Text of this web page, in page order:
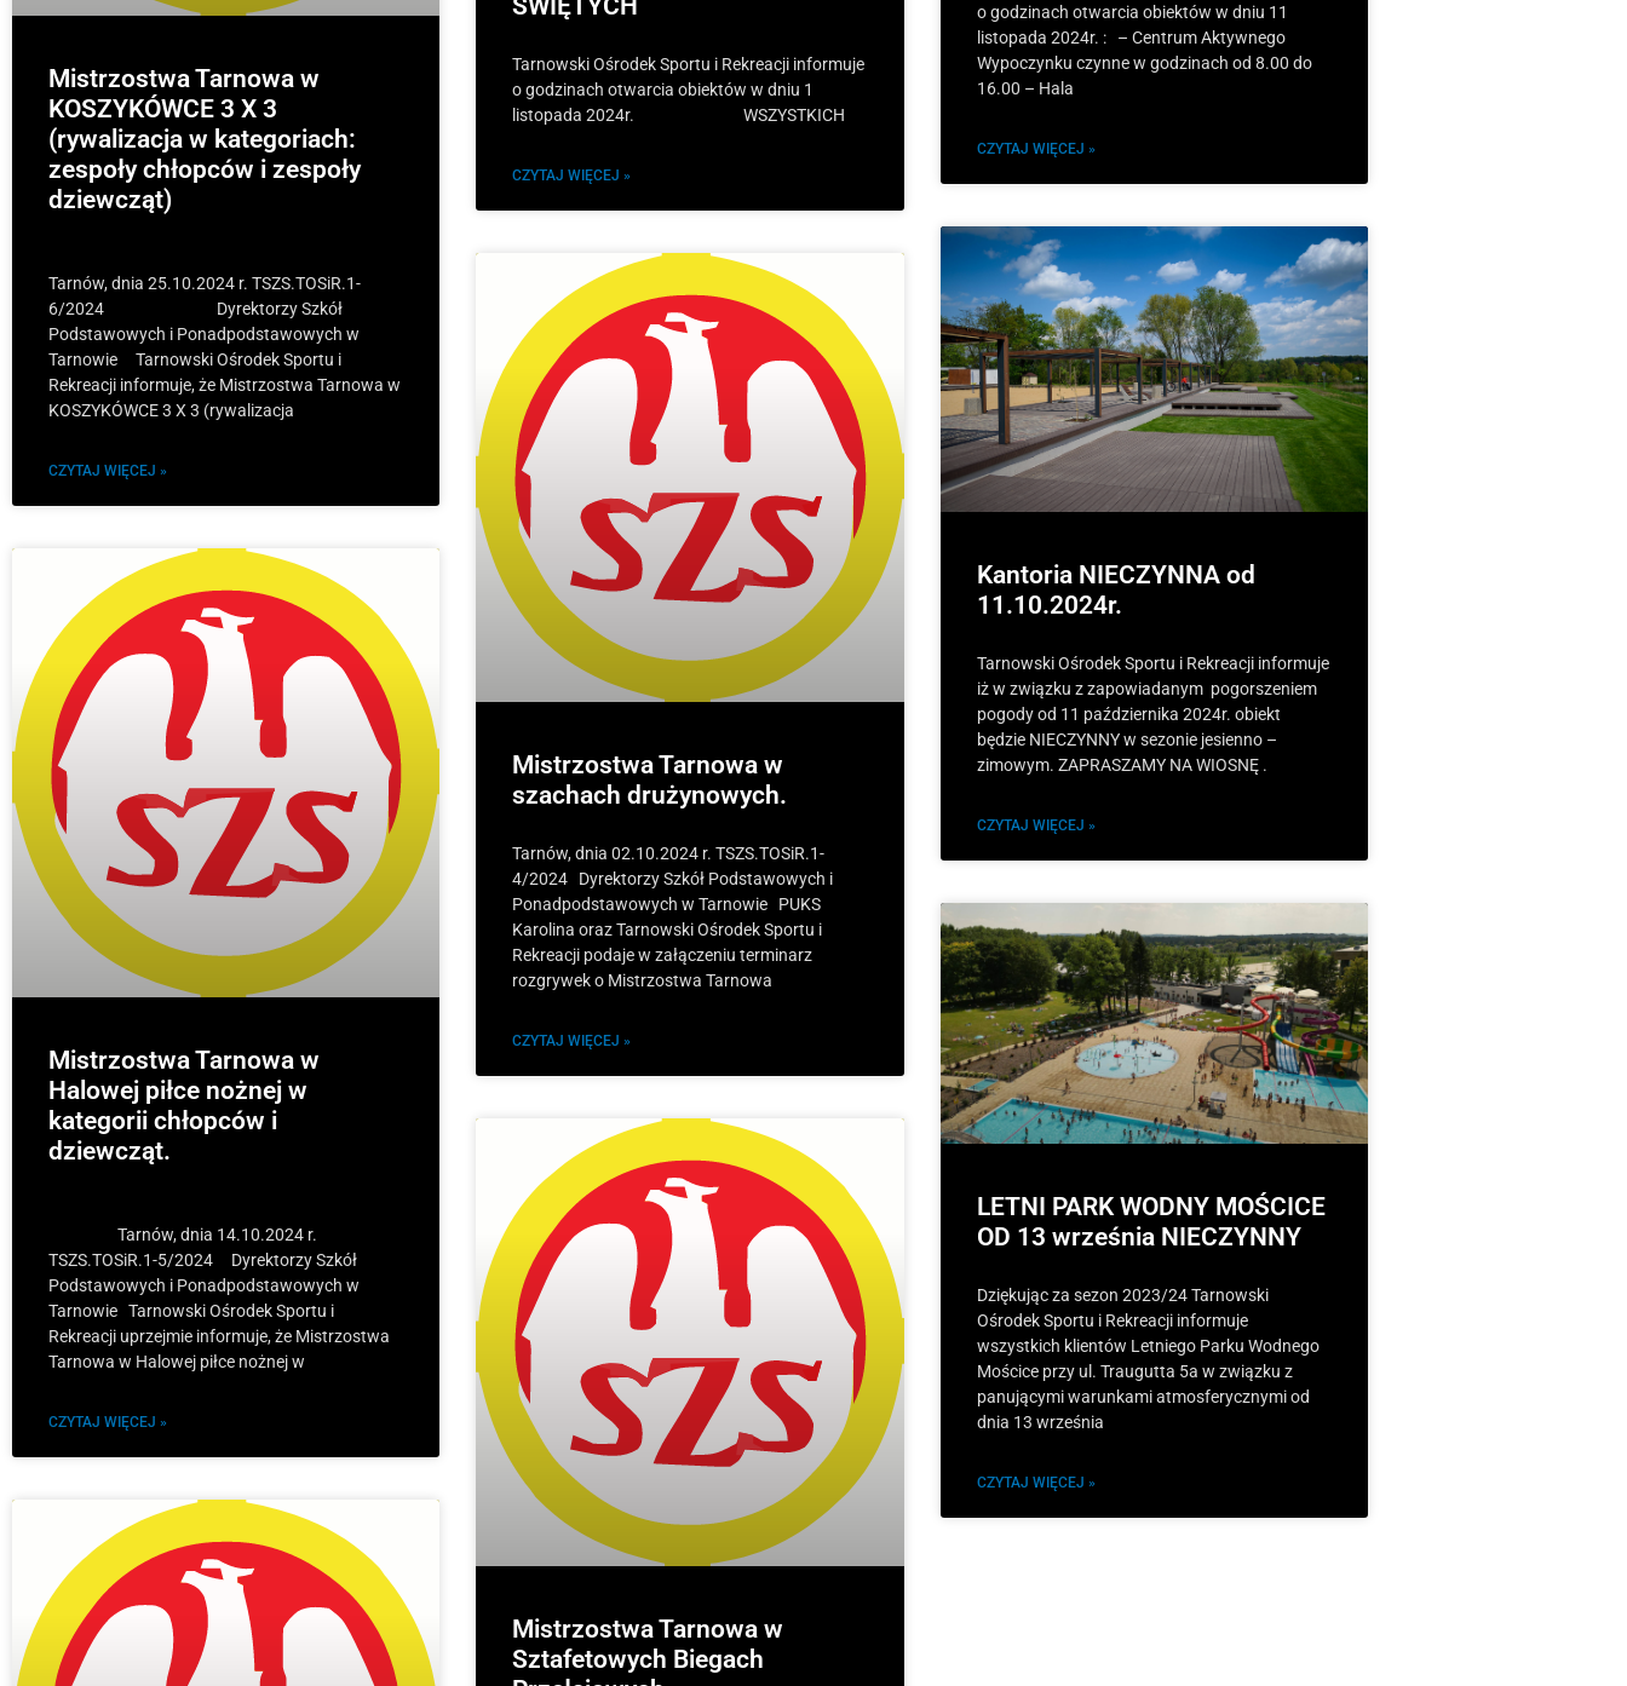
Mistrzostwa Tarnowa w
KOSZYKÓWCE 3 X 3
(rywalizacja w kategoriach:
zespoły chłopców i zespoły
dziewcząt)
Tarnów, dnia 25.10.2024 r. TSZS.TOSiR.1-
6/2024 Dyrektorzy Szkół
Podstawowych i Ponadpodstawowych w
Tarnowie Tarnowski Ośrodek Sportu i
Rekreacji informuje, że Mistrzostwa Tarnowa w
KOSZYKÓWCE 3 X 3 (rywalizacja
CZYTAJ WIĘCEJ »
Tarnowski Ośrodek Sportu i Rekreacji informuje
o godzinach otwarcia obiektów w dniu 1
listopada 2024r. WSZYSTKICH
CZYTAJ WIĘCEJ »
o godzinach otwarcia obiektów w dniu 11
listopada 2024r. : – Centrum Aktywnego
Wypoczynku czynne w godzinach od 8.00 do
16.00 – Hala
CZYTAJ WIĘCEJ »
Mistrzostwa Tarnowa w
Halowej piłce nożnej w
kategorii chłopców i
dziewcząt.
Tarnów, dnia 14.10.2024 r.
TSZS.TOSiR.1-5/2024 Dyrektorzy Szkół
Podstawowych i Ponadpodstawowych w
Tarnowie Tarnowski Ośrodek Sportu i
Rekreacji uprzejmie informuje, że Mistrzostwa
Tarnowa w Halowej piłce nożnej w
CZYTAJ WIĘCEJ »
Mistrzostwa Tarnowa w
szachach drużynowych.
Tarnów, dnia 02.10.2024 r. TSZS.TOSiR.1-
4/2024 Dyrektorzy Szkół Podstawowych i
Ponadpodstawowych w Tarnowie PUKS
Karolina oraz Tarnowski Ośrodek Sportu i
Rekreacji podaje w załączeniu terminarz
rozgrywek o Mistrzostwa Tarnowa
CZYTAJ WIĘCEJ »
Kantoria NIECZYNNA od
11.10.2024r.
Tarnowski Ośrodek Sportu i Rekreacji informuje
iż w związku z zapowiadanym pogorszeniem
pogody od 11 października 2024r. obiekt
będzie NIECZYNNY w sezonie jesienno –
zimowym. ZAPRASZAMY NA WIOSNĘ .
CZYTAJ WIĘCEJ »
Mistrzostwa Tarnowa w
Sztafetowych Biegach
LETNI PARK WODNY MOŚCICE
OD 13 września NIECZYNNY
Dziękując za sezon 2023/24 Tarnowski
Ośrodek Sportu i Rekreacji informuje
wszystkich klientów Letniego Parku Wodnego
Mościce przy ul. Traugutta 5a w związku z
panującymi warunkami atmosferycznymi od
dnia 13 września
CZYTAJ WIĘCEJ »